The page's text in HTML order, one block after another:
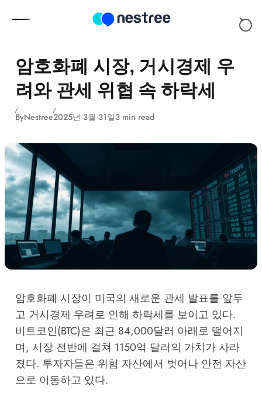
암호화폐 시장, 거시경제 우
려와 관세 위협 속 하락세
ByNestree2025년 3월 31일3 min read
암호화폐 시장이 미국의 새로운 관세 발표를 앞두
고 거시경제 우려로 인해 하락세를 보이고 있다.
비트코인(BTC)은 최근 84,000달러 아래로 떨어지
며, 시장 전반에 걸쳐 1150억 달러의 가치가 사라
졌다. 투자자들은 위험 자산에서 벗어나 안전 자산
으로 이동하고 있다.